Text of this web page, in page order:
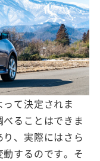
て決定されま
ることはできま
、実際にはさら
するのです。そ